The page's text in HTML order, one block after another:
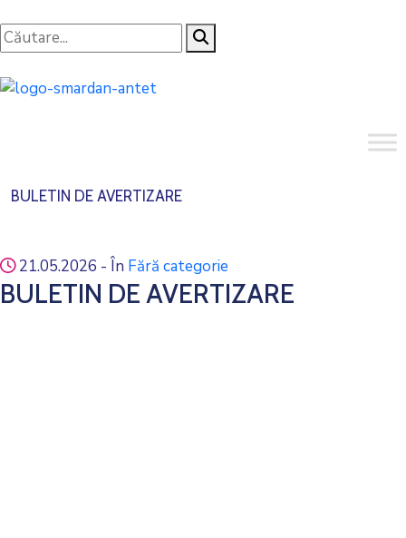
BULETIN DE AVERTIZARE
21.05.2026 - În Fără categorie
BULETIN DE AVERTIZARE